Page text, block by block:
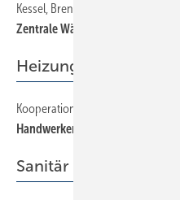
Kessel, Brenner, Speicher,
Zentrale Wärmeerzeuger
Heizung
Kooperation in Sachen Einkauf
Handwerker treten mit einer
Sanitär